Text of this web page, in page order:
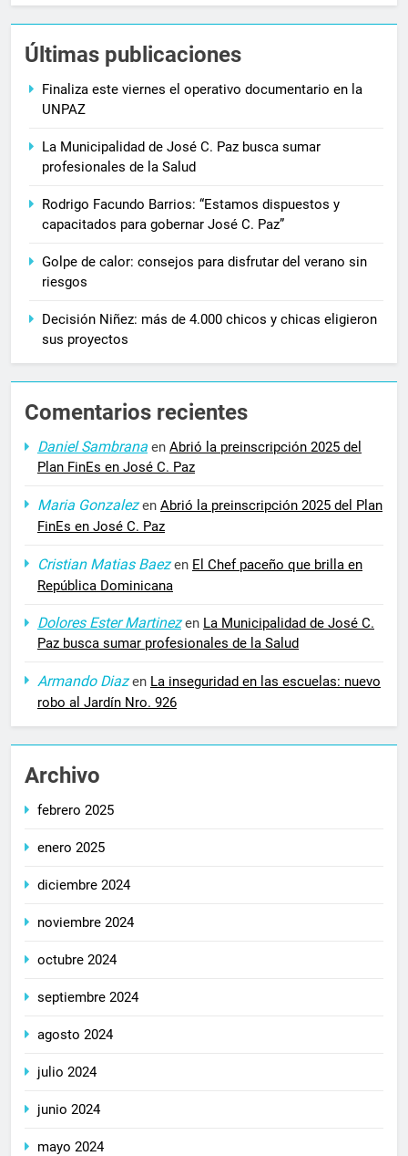
Últimas publicaciones
Finaliza este viernes el operativo documentario en la
UNPAZ
La Municipalidad de José C. Paz busca sumar
profesionales de la Salud
Rodrigo Facundo Barrios: “Estamos dispuestos y
capacitados para gobernar José C. Paz”
Golpe de calor: consejos para disfrutar del verano sin
riesgos
Decisión Niñez: más de 4.000 chicos y chicas eligieron
sus proyectos
Comentarios recientes
Daniel Sambrana en Abrió la preinscripción 2025 del
Plan FinEs en José C. Paz
Maria Gonzalezen Abrió la preinscripción 2025 del Plan
FinEs en José C. Paz
Cristian Matias Baezen El Chef paceño que brilla en
República Dominicana
Dolores Ester Martinezen La Municipalidad de José C.
Paz busca sumar profesionales de la Salud
Armando Diazen La inseguridad en las escuelas: nuevo
robo al Jardín Nro. 926
Archivo
febrero 2025
enero 2025
diciembre 2024
noviembre 2024
octubre 2024
septiembre 2024
agosto 2024
julio 2024
junio 2024
mayo 2024